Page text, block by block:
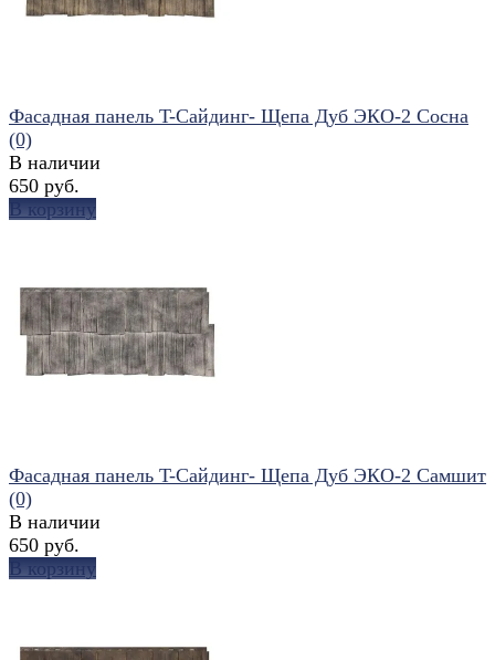
избранное сравнить
Фасадная панель T-Сайдинг- Щепа Дуб ЭКО-2 Сосна
(0)
В наличии
650 руб.
В корзину
Фасадная панель T-Сайдинг- Щепа Дуб ЭКО-2 Самшит
(0)
В наличии
650 руб.
В корзину